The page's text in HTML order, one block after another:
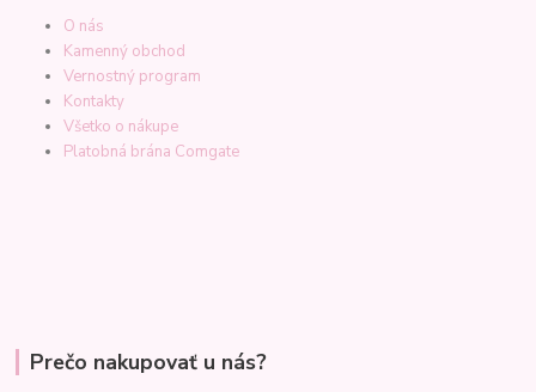
O nás
Kamenný obchod
Vernostný program
Kontakty
Všetko o nákupe
Platobná brána Comgate
Prečo nakupovať u nás?